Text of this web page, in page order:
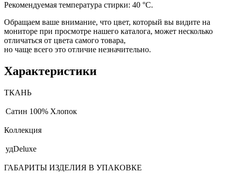
Рекомендуемая температура стирки: 40 °С.
Обращаем ваше внимание, что цвет, который вы видите на
мониторе при просмотре нашего каталога, может несколько
отличаться от цвета самого товара,
но чаще всего это отличие незначительно.
Характеристики
ТКАНЬ
Сатин 100% Хлопок
Коллекция
удDeluxe
ГАБАРИТЫ ИЗДЕЛИЯ В УПАКОВКЕ